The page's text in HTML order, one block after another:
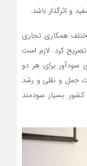
و اثرگذار باشد.
همکاری تجاری
کرد: لازم است
سودآور برای هر دو
حمل و نقلی و رشد
بسیار سودمند